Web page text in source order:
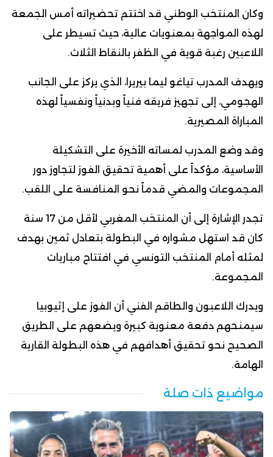
وكان المنتخب الوطني قد اختتم تحضيراته أمس الجمعة
لهذه المواجهة بمعنويات عالية، حيث تسيطر على
اللاعبين رغبة قوية في الظفر بالنقاط الثلاث.
ويهدف المدرب تياغو ليما بيريرا، الذي يركز على الجانب
الهجومي، إلى تجهيز فريقه فنياً وبدنياً ونفسياً لهذه
المباراة المصيرية.
وقد وضع المدرب لمساته الأخيرة على التشكيلة
الأساسية، مؤكداً على أهمية تحقيق الفوز لتجاوز دور
المجموعات والمضي قدماً نحو المنافسة على اللقب.
تجدر الإشارة إلى أن المنتخب المغربي لأقل من 17 سنة
كان قد استهل مشواره في البطولة بتعادل ثمين بهدف
لمثله أمام المنتخب التونسي في افتتاح مباريات
المجموعة.
ويدرك اللاعبون والطاقم الفني أن الفوز على إثيوبيا
سيمنحهم دفعة معنوية كبيرة ويضعهم على الطريق
الصحيح نحو تحقيق أهدافهم في هذه البطولة القارية
الهامة.
مواضيع ذات صلة